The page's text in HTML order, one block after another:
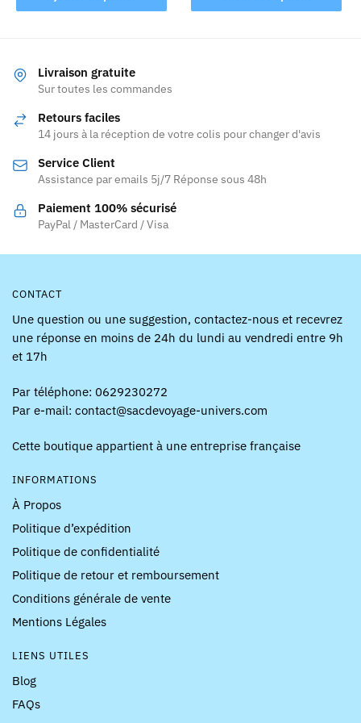
a
être
la
Livraison gratuite
Sur toutes les commandes
Retours faciles
14 jours à la réception de votre colis pour changer d'avis
Service Client
Assistance par emails 5j/7 Réponse sous 48h
Paiement 100% sécurisé
PayPal / MasterCard / Visa
CONTACT
Une question ou une suggestion, contactez-nous et recevrez
une réponse en moins de 24h du lundi au vendredi entre 9h
et 17h
Par téléphone: 0629230272
Par e-mail: contact@sacdevoyage-univers.com
Cette boutique appartient à une entreprise française
INFORMATIONS
À Propos
Politique d’expédition
Politique de confidentialité
Politique de retour et remboursement
Conditions générale de vente
Mentions Légales
LIENS UTILES
Blog
FAQs